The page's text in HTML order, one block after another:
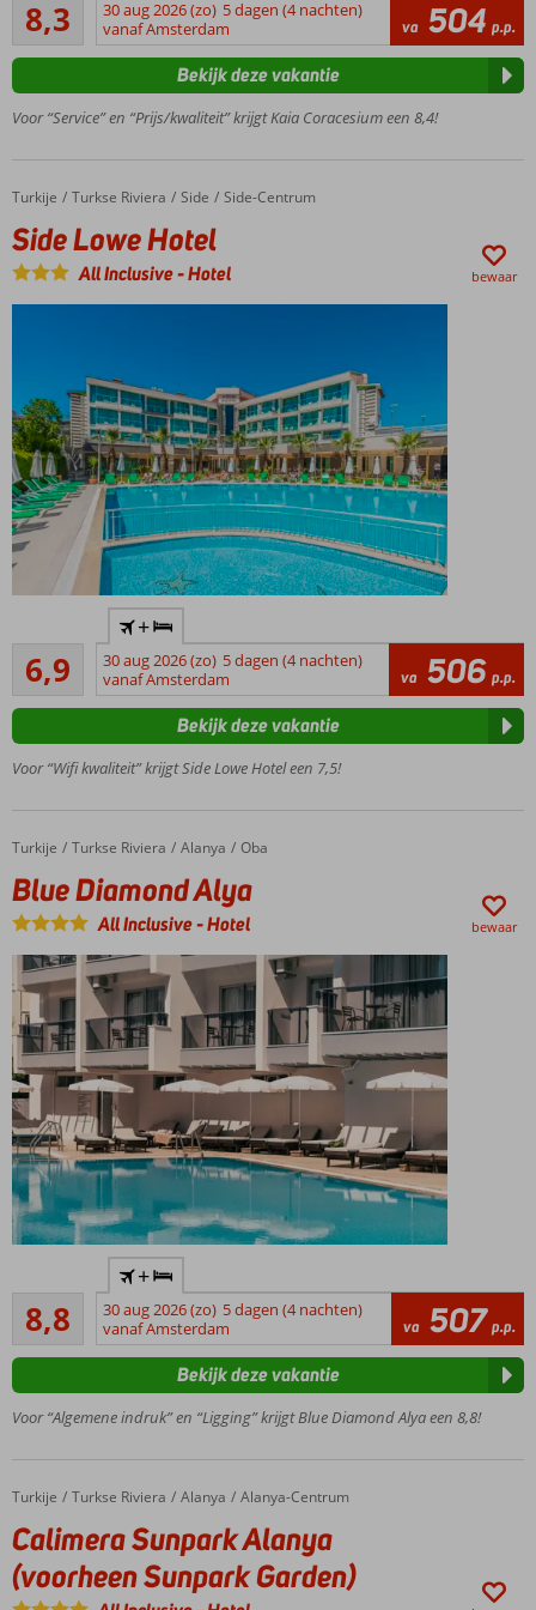
Mini
Aquapark
met
Miniclub
speeltuin
kinderen
Uitgebreid
animatieprogramma
8,3
106
beoordelingen
30 aug 2026 (zo) 5 dagen (4 nachten)
vanaf Amsterdam
va 504 p.p.
Voor “Service” en “Prijs/kwaliteit” krijgt Kaia Coracesium een 8,4!
Bekijk deze vakantie
Home
Turkije Turkse Riviera Side Side-Centrum
Side Lowe Hotel
Side Lowe Hotel
All Inclusive-Hotel bewaar
Shuttlebus
strand
O.b.v. All
Inclusive
Comfortabele
kamers
zwembad
6,9
Ruim voldoende
11
beoordelingen
+
30 aug 2026 (zo) 5 dagen (4 nachten)
vanaf Amsterdam
va 506 p.p.
Voor “Wifi kwaliteit” krijgt Side Lowe Hotel een 7,5!
Bekijk deze vakantie
Home
Turkije Turkse Riviera Alanya Oba
Blue Diamond Alya
Blue Diamond Alya
All Inclusive-Hotel bewaar
Zwembad
met 2
glijbanen
Op basis
van All
8,8
Aanrader
26
beoordelingen
+
30 aug 2026 (zo) 5 dagen (4 nachten)
vanaf Amsterdam
va 507 p.p.
Voor “Algemene indruk” en “Ligging” krijgt Blue Diamond Alya een 8,8!
Bekijk deze vakantie
Home
Turkije Turkse Riviera Alanya Alanya-Centrum
Calimera Sunpark Alanya (voorheen Sunpark Garden)
Calimera Sunpark Alanya
(voorheen Sunpark Garden)